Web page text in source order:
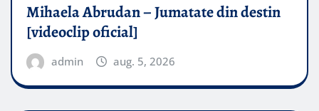
Mihaela Abrudan – Jumatate din destin
[videoclip oficial]
admin aug. 5, 2026